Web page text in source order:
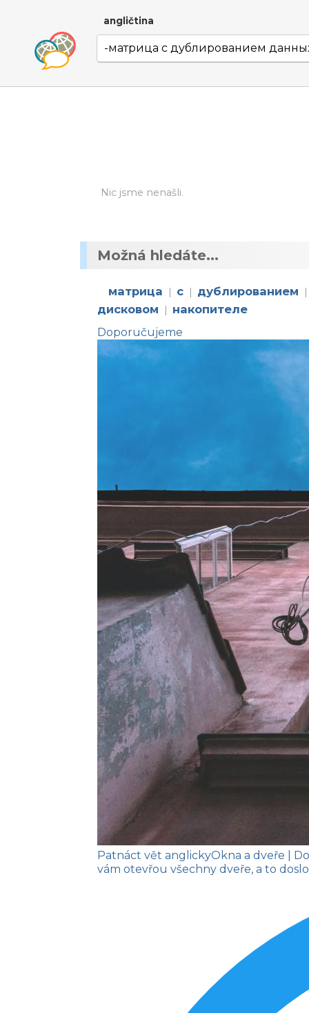
angličtina
Nic jsme nenašli.
Možná hledáte...
матрица | с | дублированием |
дисковом | накопителе
Doporučujeme
Patnáct vět anglickyOkna a dveře
|
vám otevřou všechny dveře, a to